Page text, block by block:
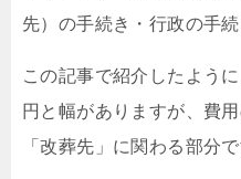
先）の手続き・行政の手続
この記事で紹介したよう
円と幅がありますが、費
「改葬先」に関わる部分で